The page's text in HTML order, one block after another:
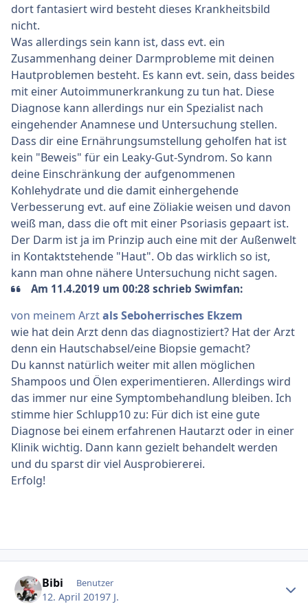
dort fantasiert wird besteht dieses Krankheitsbild
nicht.
Was allerdings sein kann ist, dass evt. ein
Zusammenhang deiner Darmprobleme mit deinen
Hautproblemen besteht. Es kann evt. sein, dass beides
mit einer Autoimmunerkrankung zu tun hat. Diese
Diagnose kann allerdings nur ein Spezialist nach
eingehender Anamnese und Untersuchung stellen.
Dass dir eine Ernährungsumstellung geholfen hat ist
kein "Beweis" für ein Leaky-Gut-Syndrom. So kann
deine Einschränkung der aufgenommenen
Kohlehydrate und die damit einhergehende
Verbesserung evt. auf eine Zöliakie weisen und davon
weiß man, dass die oft mit einer Psoriasis gepaart ist.
Der Darm ist ja im Prinzip auch eine mit der Außenwelt
in Kontaktstehende "Haut". Ob das wirklich so ist,
kann man ohne nähere Untersuchung nicht sagen.
Am 11.4.2019 um 00:28 schrieb Swimfan:
von meinem Arztals Seboherrisches Ekzem
wie hat dein Arzt denn das diagnostiziert? Hat der Arzt
denn ein Hautschabsel/eine Biopsie gemacht?
Du kannst natürlich weiter mit allen möglichen
Shampoos und Ölen experimentieren. Allerdings wird
das immer nur eine Symptombehandlung bleiben. Ich
stimme hier Schlupp10 zu: Für dich ist eine gute
Diagnose bei einem erfahrenen Hautarzt oder in einer
Klinik wichtig. Dann kann gezielt behandelt werden
und du sparst dir viel Ausprobiererei.
Erfolg!
Bibi Benutzer
12. April 20197 J.